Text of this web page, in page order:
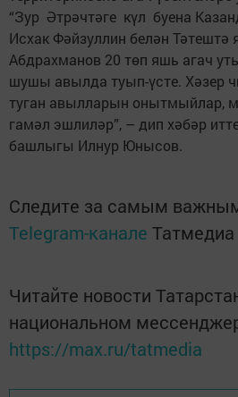
“Зур Әт­рәчтәге күл бу­ена
Исхак Фәйзуллин бе­лән
Абдрахманов 20 төп яшь агач
шушы авылда туып-үсте. Хә­зер
туган авылларын онытмыйлар,
гамәл эшлиләр”, – дип хәбәр
башлыгы ­Илнур Юнысов.
Следите за самым
Telegram-канале Татмедиа
Читайте новости
национальном
https://max.ru/tatmedia